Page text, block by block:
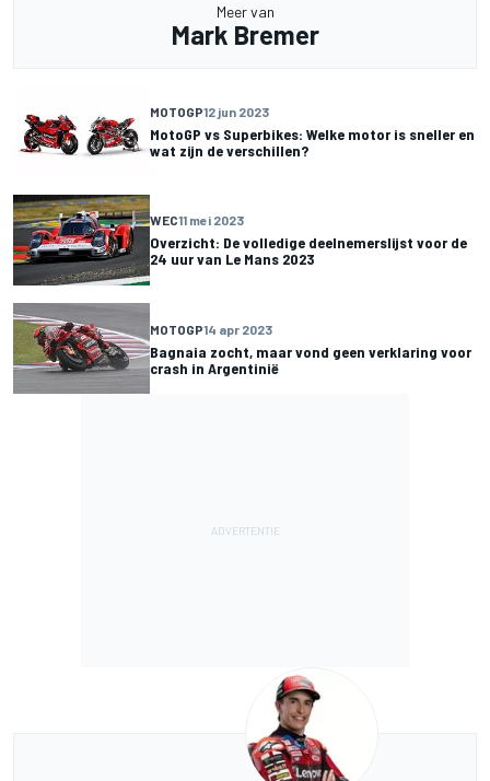
Meer van
Mark Bremer
MOTOGP12 jun 2023
MotoGP vs Superbikes: Welke motor is sneller en
wat zijn de verschillen?
WEC11 mei 2023
Overzicht: De volledige deelnemerslijst voor de
24 uur van Le Mans 2023
MOTOGP14 apr 2023
Bagnaia zocht, maar vond geen verklaring voor
crash in Argentinië